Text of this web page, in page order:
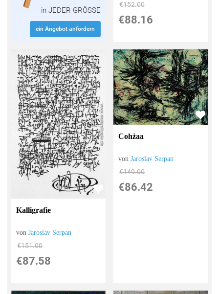
in JEDER GRÖSSE
ein Angebot anfordern
€152.00
€88.16
Kalligrafie
vonJaroslav Serpan
€151.00
€87.58
Cohżaa
vonJaroslav Serpan
€149.00
€86.42